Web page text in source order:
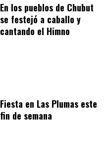
En los pueblos de Chubut
se festejó a caballo y
cantando el Himno
Fiesta en Las Plumas este
fin de semana